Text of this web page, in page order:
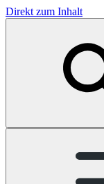
Direkt zum Inhalt